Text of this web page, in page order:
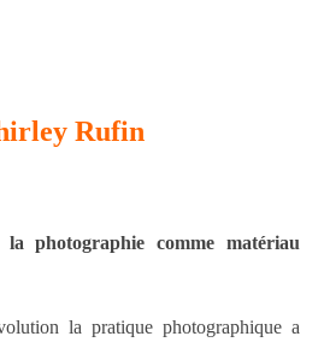
Rufin
photographie comme matériau
la pratique photographique a